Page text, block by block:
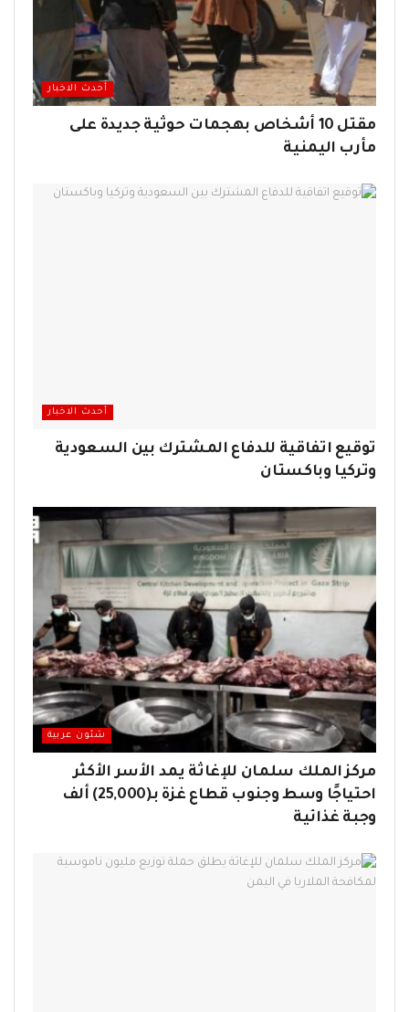
أحدث الاخبار
مقتل 10 أشخاص بهجمات حوثية جديدة على
مأرب اليمنية
أحدث الاخبار
توقيع اتفاقية للدفاع المشترك بين السعودية
وتركيا وباكستان
شئون عربية
مركز الملك سلمان للإغاثة يمد الأسر الأكثر
احتياجًا وسط وجنوب قطاع غزة بـ(25,000) ألف
وجبة غذائية